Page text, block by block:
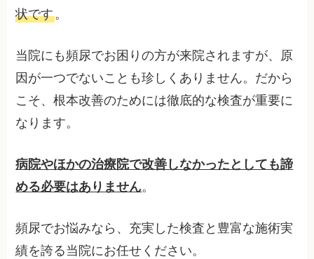
状です。
当院にも頻尿でお困りの方が来院されますが、原
因が一つでないことも珍しくありません。だから
こそ、根本改善のためには徹底的な検査が重要に
なります。
病院やほかの治療院で改善しなかったとしても諦
める必要はありません。
頻尿でお悩みなら、充実した検査と豊富な施術実
績を誇る当院にお任せください。